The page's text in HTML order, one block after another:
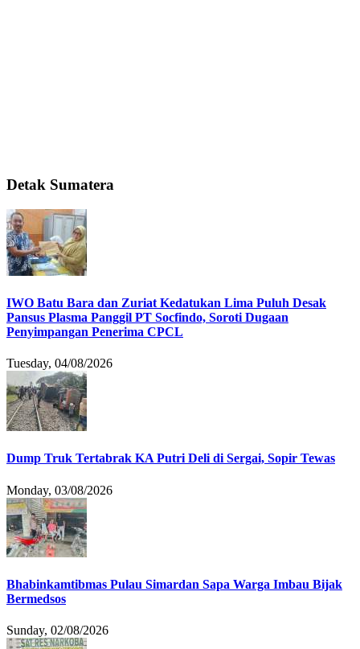
Detak Sumatera
IWO Batu Bara dan Zuriat Kedatukan Lima Puluh Desak
Pansus Plasma Panggil PT Socfindo, Soroti Dugaan
Penyimpangan Penerima CPCL
Tuesday, 04/08/2026
Dump Truk Tertabrak KA Putri Deli di Sergai, Sopir Tewas
Monday, 03/08/2026
Bhabinkamtibmas Pulau Simardan Sapa Warga Imbau Bijak
Bermedsos
Sunday, 02/08/2026